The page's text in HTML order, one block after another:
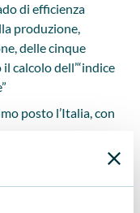
di efficienza
produzione,
delle cinque
calcolo dell’“indice
posto l’Italia, con